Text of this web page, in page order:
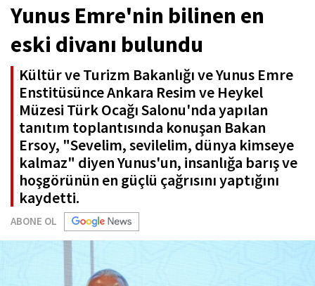
Yunus Emre'nin bilinen en
eski divanı bulundu
Kültür ve Turizm Bakanlığı ve Yunus Emre
Enstitüsünce Ankara Resim ve Heykel
Müzesi Türk Ocağı Salonu'nda yapılan
tanıtım toplantısında konuşan Bakan
Ersoy, "Sevelim, sevilelim, dünya kimseye
kalmaz" diyen Yunus'un, insanlığa barış ve
hoşgörünün en güçlü çağrısını yaptığını
kaydetti.
ABONE OL